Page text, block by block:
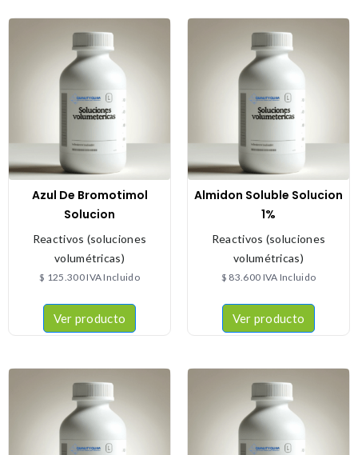
Azul De Bromotimol
Solucion
Reactivos (soluciones
volumétricas)
$ 125.300IVA Incluido
Ver producto
Almidon Soluble Solucion
1%
Reactivos (soluciones
volumétricas)
$ 83.600 IVA Incluido
Ver producto